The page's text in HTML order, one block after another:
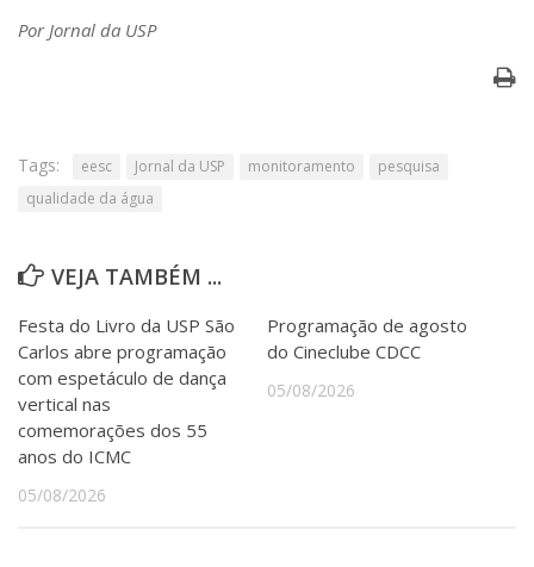
Por Jornal da USP
Tags: eesc Jornal da USP monitoramento
pesquisa
qualidade da água
VEJA TAMBÉM ...
Festa do Livro da USP São
Carlos abre programação
com espetáculo de dança
vertical nas
comemorações dos 55
anos do ICMC
05/08/2026
Programação de agosto
do Cineclube CDCC
05/08/2026